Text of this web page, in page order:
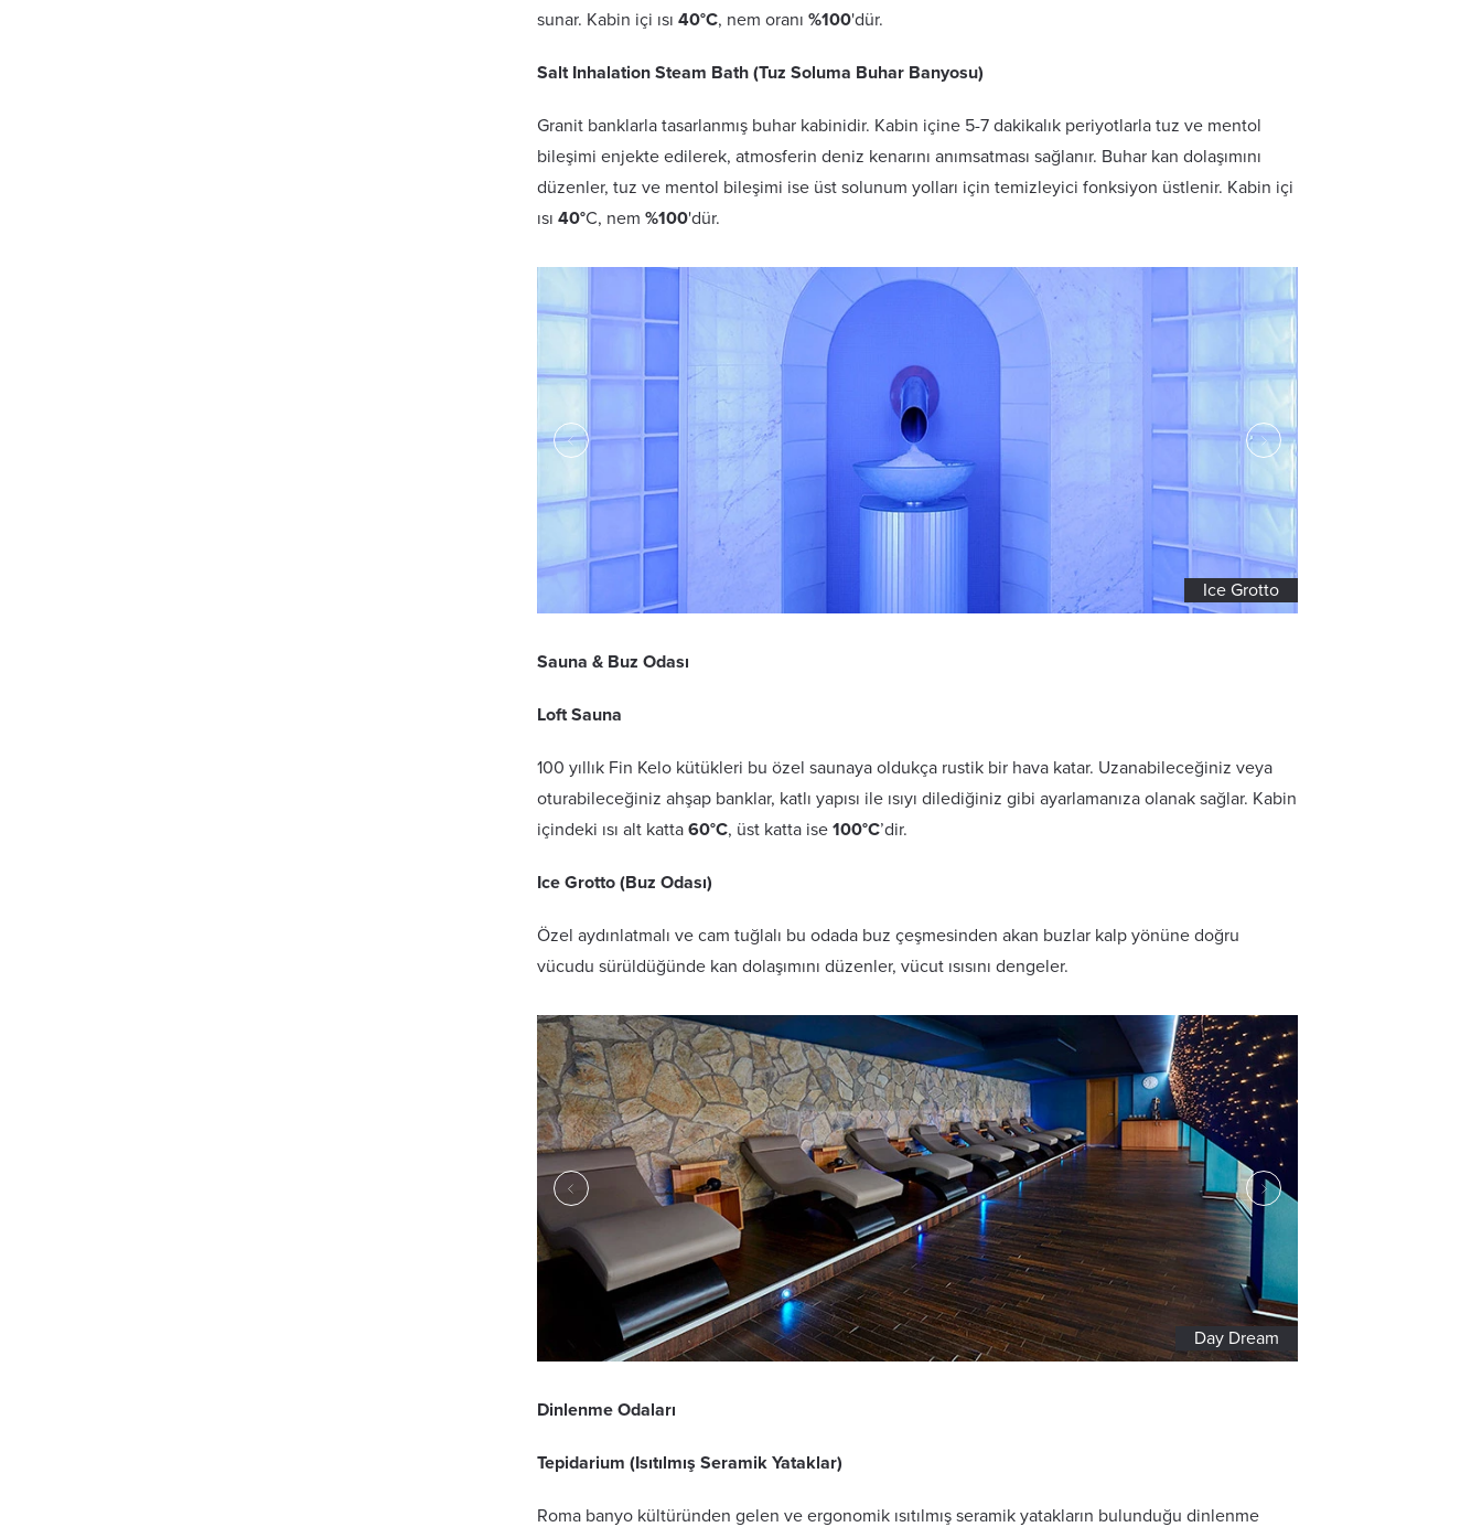
sunar. Kabin içi ısı 40°C, nem oranı %100'dür.
Salt Inhalation Steam Bath (Tuz Soluma Buhar Banyosu)
Granit banklarla tasarlanmış buhar kabinidir. Kabin içine 5-7 dakikalık periyotlarla tuz ve mentol
bileşimi enjekte edilerek, atmosferin deniz kenarını anımsatması sağlanır. Buhar kan dolaşımını
düzenler, tuz ve mentol bileşimi ise üst solunum yolları için temizleyici fonksiyon üstlenir. Kabin içi
ısı 40°C, nem %100'dür.
Loft Sauna
Sauna & Buz Odası
Loft Sauna
100 yıllık Fin Kelo kütükleri bu özel saunaya oldukça rustik bir hava katar. Uzanabileceğiniz veya
oturabileceğiniz ahşap banklar, katlı yapısı ile ısıyı dilediğiniz gibi ayarlamanıza olanak sağlar. Kabin
içindeki ısı alt katta 60°C, üst katta ise 100°C’dir.
Ice Grotto (Buz Odası)
Özel aydınlatmalı ve cam tuğlalı bu odada buz çeşmesinden akan buzlar kalp yönüne doğru
vücudu sürüldüğünde kan dolaşımını düzenler, vücut ısısını dengeler.
Tepiderium
Dinlenme Odaları
Tepidarium (Isıtılmış Seramik Yataklar)
Roma banyo kültüründen gelen ve ergonomik ısıtılmış seramik yatakların bulunduğu dinlenme